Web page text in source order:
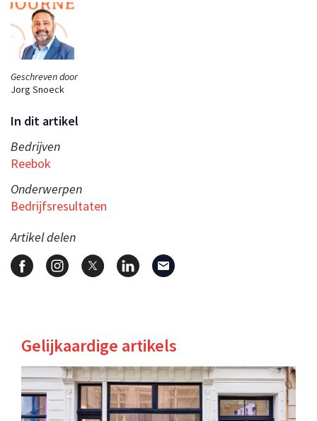
Geschreven door
Jorg Snoeck
In dit artikel
Bedrijven
Reebok
Onderwerpen
Bedrijfsresultaten
Artikel delen
Gelijkaardige artikels